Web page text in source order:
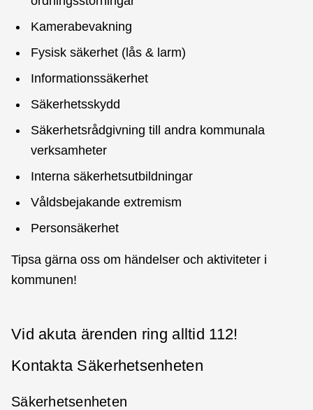
Kamerabevakning
Fysisk säkerhet (lås & larm)
Informationssäkerhet
Säkerhetsskydd
Säkerhetsrådgivning till andra kommunala
verksamheter
Interna säkerhetsutbildningar
Våldsbejakande extremism
Personsäkerhet
Tipsa gärna oss om händelser och aktiviteter i
kommunen!
Vid akuta ärenden ring alltid 112!
Kontakta Säkerhetsenheten
Säkerhetsenheten